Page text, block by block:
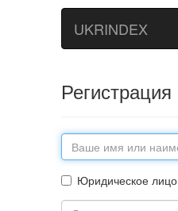
UKRINDEX
Регистрация
Юридическое лицо